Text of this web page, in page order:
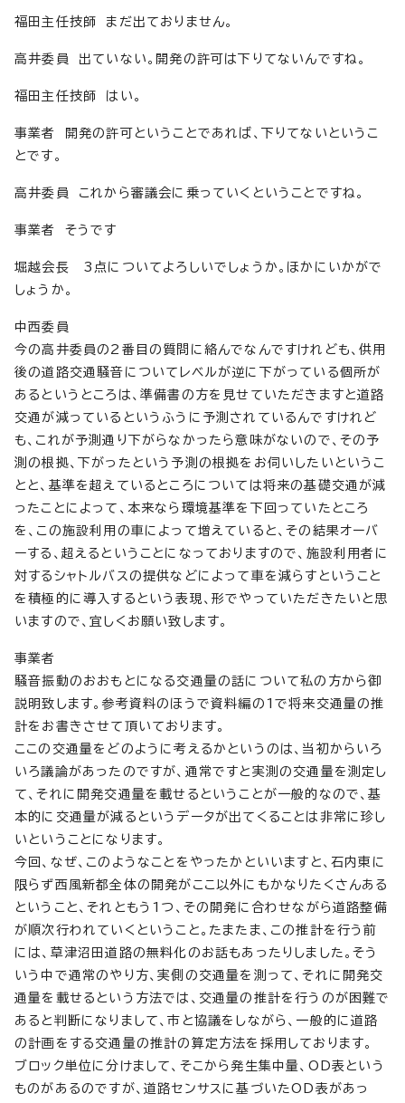
福田主任技師 まだ出ておりません。
高井委員 出ていない。開発の許可は下りてないんですね。
福田主任技師 はい。
事業者 開発の許可ということであれば、下りてないというこ
とです。
高井委員 これから審議会に乗っていくということですね。
事業者 そうです
堀越会長 3点についてよろしいでしょうか。ほかにいかがで
しょうか。
中西委員
今の高井委員の2番目の質問に絡んでなんですけれども、供用
後の道路交通騒音についてレベルが逆に下がっている個所が
あるというところは、準備書の方を見せていただきますと道路
交通が減っているというふうに予測されているんですけれど
も、これが予測通り下がらなかったら意味がないので、その予
測の根拠、下がったという予測の根拠をお伺いしたいというこ
とと、基準を超えているところについては将来の基礎交通が減
ったことによって、本来なら環境基準を下回っていたところ
を、この施設利用の車によって増えていると、その結果オーバ
ーする、超えるということになっておりますので、施設利用者に
対するシャトルバスの提供などによって車を減らすということ
を積極的に導入するという表現、形でやっていただきたいと思
いますので、宜しくお願い致します。
事業者
騒音振動のおおもとになる交通量の話について私の方から御
説明致します。参考資料のほうで資料編の1で将来交通量の推
計をお書きさせて頂いております。
ここの交通量をどのように考えるかというのは、当初からいろ
いろ議論があったのですが、通常ですと実測の交通量を測定し
て、それに開発交通量を載せるということが一般的なので、基
本的に交通量が減るというデータが出てくることは非常に珍し
いということになります。
今回、なぜ、このようなことをやったかといいますと、石内東に
限らず西風新都全体の開発がここ以外にもかなりたくさんある
ということ、それともう1つ、その開発に合わせながら道路整備
が順次行われていくということ。たまたま、この推計を行う前
には、草津沼田道路の無料化のお話もあったりしました。そう
いう中で通常のやり方、実側の交通量を測って、それに開発交
通量を載せるという方法では、交通量の推計を行うのが困難で
あると判断になりまして、市と協議をしながら、一般的に道路
の計画をする交通量の推計の算定方法を採用しております。
ブロック単位に分けまして、そこから発生集中量、OD表という
ものがあるのですが、道路センサスに基づいたOD表があっ